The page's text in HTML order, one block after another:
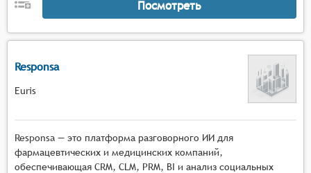
Посмотреть
Responsa
Euris
Responsa — это платформа разговорного ИИ для
фармацевтических и медицинских компаний,
обеспечивающая CRM, CLM, PRM, BI и анализ социальных